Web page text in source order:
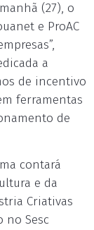
(27), o
e ProAC
a
de incentivo
ferramentas
de
contará
e da
Criativas
no Sesc